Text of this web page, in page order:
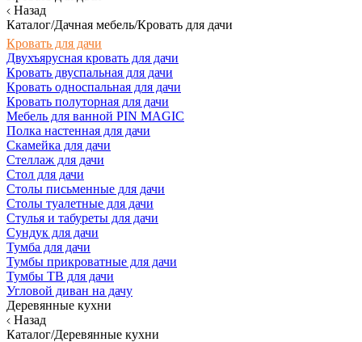
Назад
Каталог/Дачная мебель/Кровать для дачи
Кровать для дачи
Двухъярусная кровать для дачи
Кровать двуспальная для дачи
Кровать односпальная для дачи
Кровать полуторная для дачи
Мебель для ванной PIN MAGIC
Полка настенная для дачи
Скамейка для дачи
Стеллаж для дачи
Стол для дачи
Столы письменные для дачи
Столы туалетные для дачи
Стулья и табуреты для дачи
Сундук для дачи
Тумба для дачи
Тумбы прикроватные для дачи
Тумбы ТВ для дачи
Угловой диван на дачу
Деревянные кухни
Назад
Каталог/Деревянные кухни